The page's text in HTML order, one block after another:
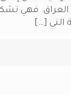
العراق. فهي
التي […]